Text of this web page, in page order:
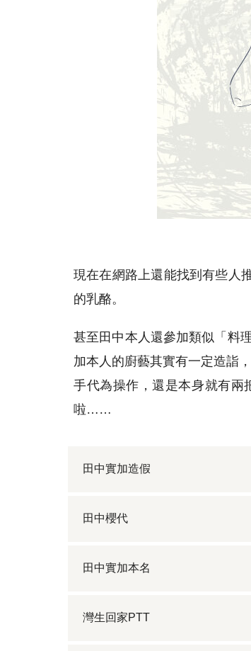
現在在網路上還能找到有些人
的乳酪。
甚至田中本人還參加類似「料
加本人的廚藝其實有一定造詣
手代為操作，還是本身就有
啦……
田中實加造假
田中櫻代
田中實加本名
灣生回家PTT